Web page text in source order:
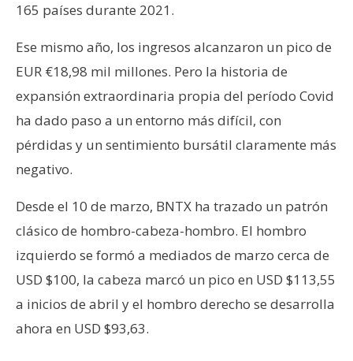
165 países durante 2021.
Ese mismo año, los ingresos alcanzaron un pico de
EUR €18,98 mil millones. Pero la historia de
expansión extraordinaria propia del período Covid
ha dado paso a un entorno más difícil, con
pérdidas y un sentimiento bursátil claramente más
negativo.
Desde el 10 de marzo, BNTX ha trazado un patrón
clásico de hombro-cabeza-hombro. El hombro
izquierdo se formó a mediados de marzo cerca de
USD $100, la cabeza marcó un pico en USD $113,55
a inicios de abril y el hombro derecho se desarrolla
ahora en USD $93,63.